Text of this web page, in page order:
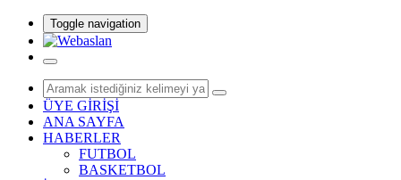
Toggle navigation
ÜYE GİRİŞİ
ANA SAYFA
HABERLER
FUTBOL
BASKETBOL